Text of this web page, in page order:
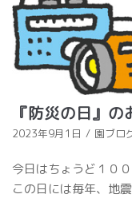
『防災の日』の
2023年9月1日 園ブロ
今日はちょうど１０
この日には毎年、地